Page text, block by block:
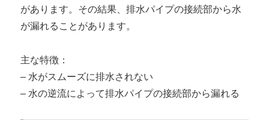
があります。その結果、排水パイプの接続部から水
が漏れることがあります。
主な特徴：
– 水がスムーズに排水されない
– 水の逆流によって排水パイプの接続部から漏れる